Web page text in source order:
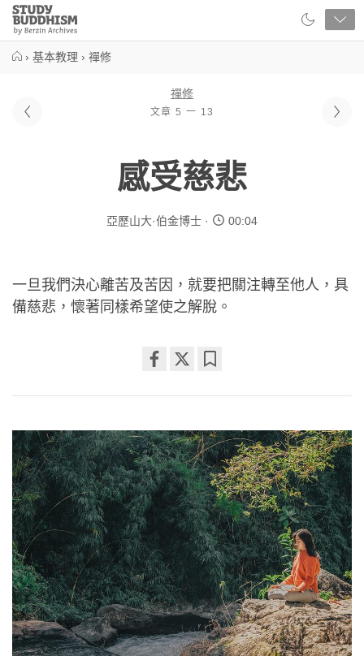
Close
Study
Buddhism
› 基本教理 › 禪修
禪修
文章 5 一 13
感受慈悲
亞歷山大·伯金博士 00:04
一旦我們決心離苦及苦因，就要把關注轉至他人，具
備慈悲，懷著同樣希望使之解脫。
on